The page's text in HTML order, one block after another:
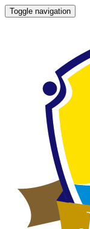
Toggle navigation